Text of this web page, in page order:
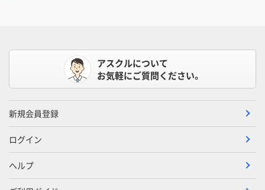
アスクルについて
お気軽にご質問ください。
新規会員登録
ログイン
ヘルプ